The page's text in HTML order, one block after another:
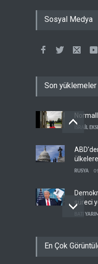
Sosyal Medya
Son yüklemeler
İSRAİL
RUSYA
süreci
BATI
En Çok